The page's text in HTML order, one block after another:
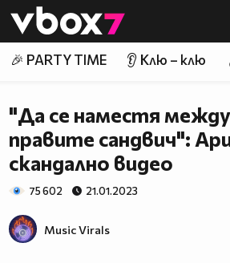
👾
🎉 PARTY TIME 👂 Клю – клю
"Да се наместя между
правите сандвич":
скандално видео
75 602 21.01.2023
Music Virals